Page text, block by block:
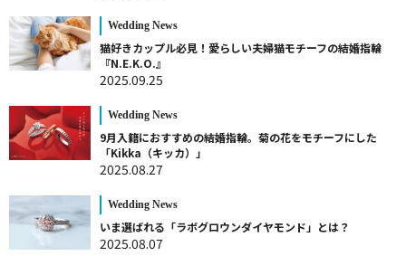
Wedding News
猫好きカップル必見！愛らしい夫婦猫モチーフの結婚指輪
『N.E.K.O.』
2025.09.25
Wedding News
9月入籍におすすめの結婚指輪。菊の花をモチーフにした
「Kikka（キッカ）」
2025.08.27
Wedding News
いま選ばれる「ラボグロウンダイヤモンド」とは？
2025.08.07